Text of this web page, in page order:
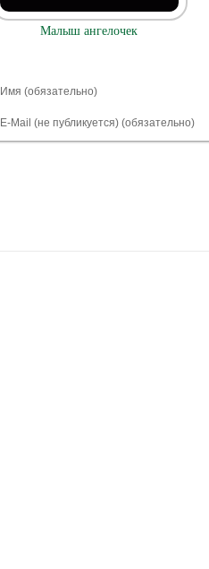
Малыш ангелочек
Имя (обязательно)
E-Mail (не публикуется) (обязательно)